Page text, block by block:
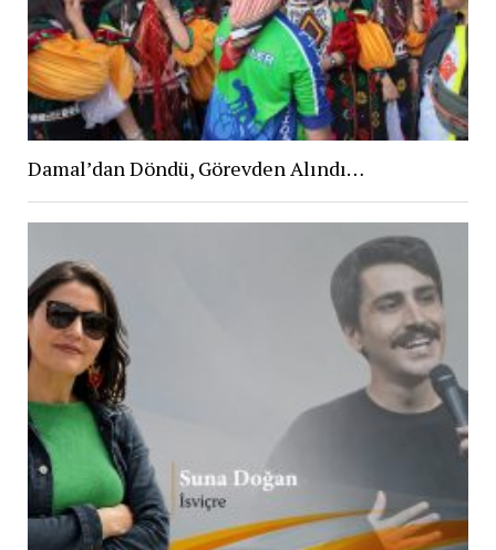
Damal’dan Döndü, Görevden Alındı…